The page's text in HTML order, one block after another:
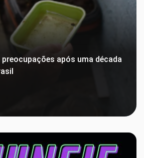
após uma década